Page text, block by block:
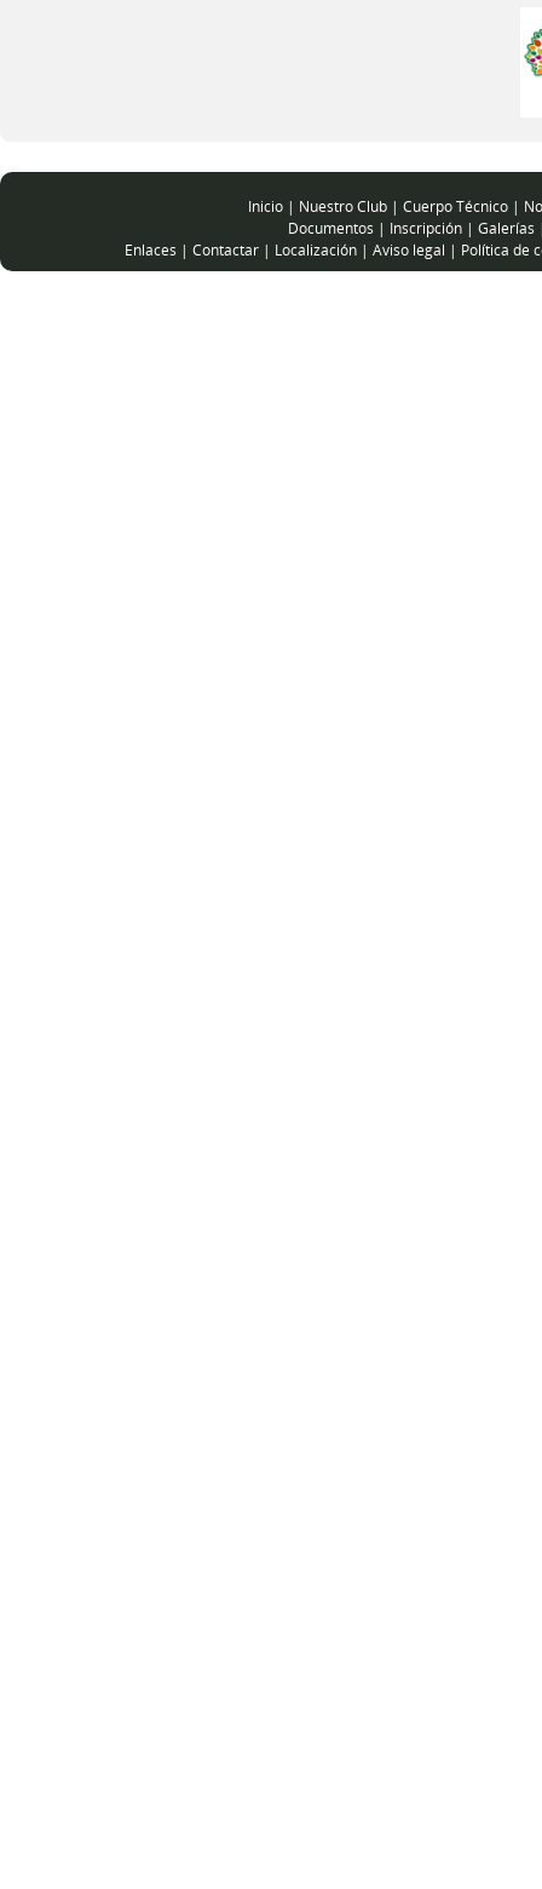
Inicio | Nuestro Club | Cuerpo Técnico |
Documentos | Inscripción | Galerías
Enlaces | Contactar | Localización | Aviso legal | Política de